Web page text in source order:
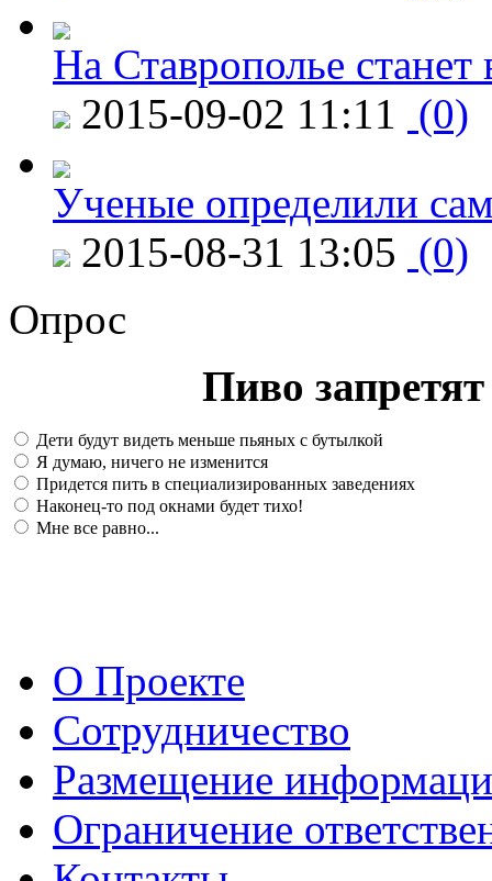
На Ставрополье
2015-09-02 11:11 (0)
Ученые определили
2015-08-31 13:05 (0)
Опрос
Пиво
Дети будут видеть меньше пьяных с бутылкой
Я думаю, ничего не изменится
Придется пить в специализированных заведениях
Наконец-то под окнами будет тихо!
Мне все равно...
О Проекте
Сотрудничество
Размещение
Ограничение